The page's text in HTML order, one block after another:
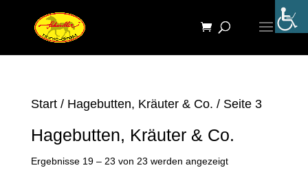
Start/ Hagebutten, Kräuter & Co. / Seite 3
Hagebutten, Kräuter & Co.
Ergebnisse 19 – 23 von 23 werden angezeigtNach